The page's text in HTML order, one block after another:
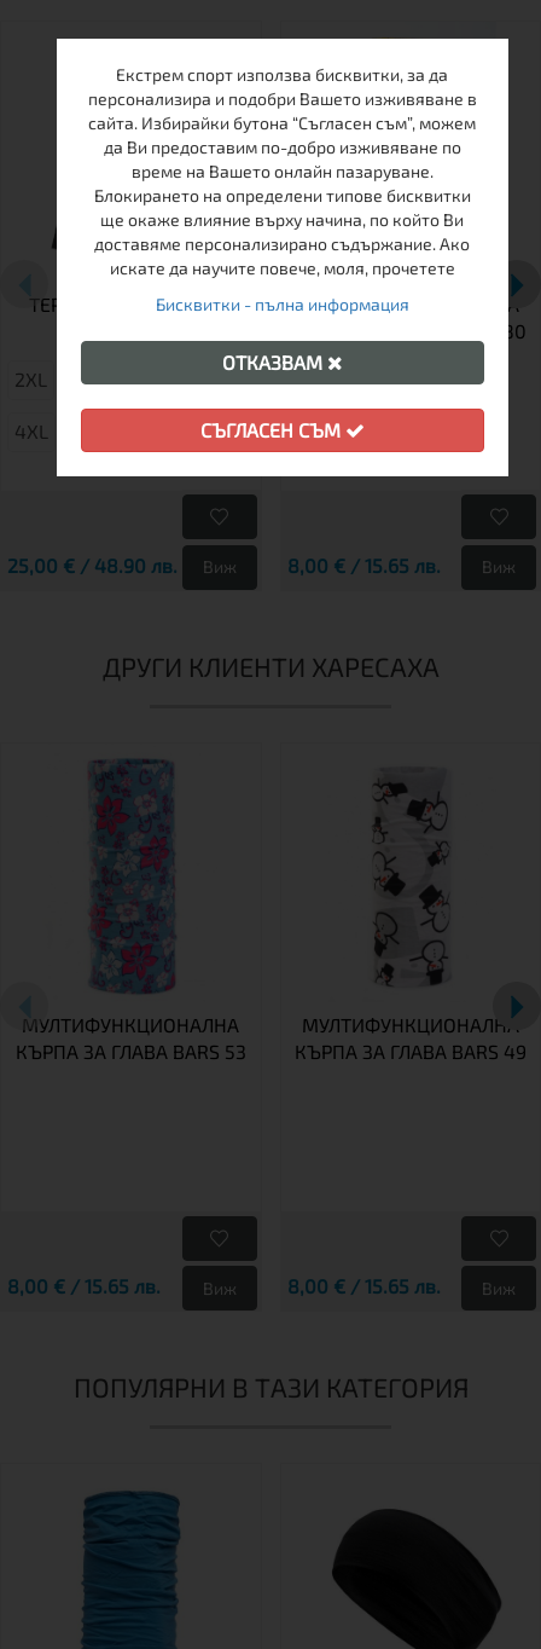
ТЕРМОБЕЛЬО МЪЖКО
2XL S 3XL М
4XL
25,00 € / 48.90 лв. Виж
МУЛТИФУНКЦИОНАЛНА
КЪРПА ЗА ГЛАВА BARS 80
8,00 € / 15.65 лв. Виж
ДРУГИ КЛИЕНТИ ХАРЕСАХА
МУЛТИФУНКЦИОНАЛНА
КЪРПА ЗА ГЛАВА BARS 53
8,00 € / 15.65 лв. Виж
МУЛТИФУНКЦИОНАЛНА
КЪРПА ЗА ГЛАВА BARS 49
8,00 € / 15.65 лв. Виж
ПОПУЛЯРНИ В ТАЗИ КАТЕГОРИЯ
Екстрем спорт използва бисквитки, за да
персонализира и подобри Вашето изживяване в
сайта. Избирайки бутона “Съгласен съм”, можем
да Ви предоставим по-добро изживяване по
време на Вашето онлайн пазаруване.
Блокирането на определени типове бисквитки
ще окаже влияние върху начина, по който Ви
доставяме персонализирано съдържание. Ако
искате да научите повече, моля, прочетете
Бисквитки - пълна информация
ОТКАЗВАМ
СЪГЛАСЕН СЪМ